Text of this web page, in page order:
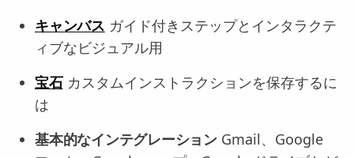
キャンバス ガイド付きステップとインタラクテ
ィブなビジュアル用
宝石カスタムインストラクションを保存するに
は
基本的なインテグレーションGmail、Google